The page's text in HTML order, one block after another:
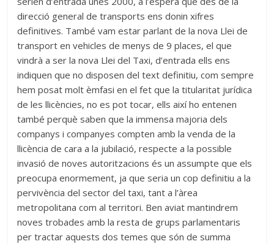
direcció general de transports ens donin xifres
definitives. També vam estar parlant de la nova Llei de
transport en vehicles de menys de 9 places, el que
vindrà a ser la nova Llei del Taxi, d’entrada ells ens
indiquen que no disposen del text definitiu, com sempre
hem posat molt èmfasi en el fet que la titularitat jurídica
de les llicències, no es pot tocar, ells així ho entenen
també perquè saben que la immensa majoria dels
companys i companyes compten amb la venda de la
llicència de cara a la jubilació, respecte a la possible
invasió de noves autoritzacions és un assumpte que els
preocupa enormement, ja que seria un cop definitiu a la
pervivència del sector del taxi, tant a l’àrea
metropolitana com al territori. Ben aviat mantindrem
noves trobades amb la resta de grups parlamentaris
per tractar aquests dos temes que són de summa